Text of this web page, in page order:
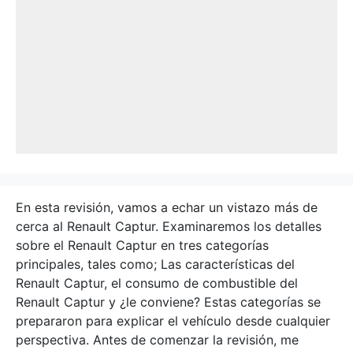
En esta revisión, vamos a echar un vistazo más de
cerca al Renault Captur. Examinaremos los detalles
sobre el Renault Captur en tres categorías
principales, tales como; Las características del
Renault Captur, el consumo de combustible del
Renault Captur y ¿le conviene? Estas categorías se
prepararon para explicar el vehículo desde cualquier
perspectiva. Antes de comenzar la revisión, me